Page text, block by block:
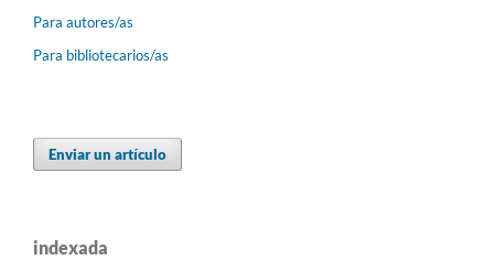
Para autores/as
Para bibliotecarios/as
Enviar un artículo
indexada